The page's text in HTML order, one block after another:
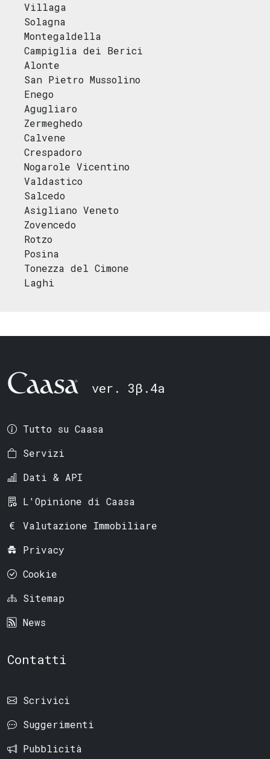
Villaga
Solagna
Montegaldella
Campiglia dei Berici
Alonte
San Pietro Mussolino
Enego
Agugliaro
Zermeghedo
Calvene
Crespadoro
Nogarole Vicentino
Valdastico
Salcedo
Asigliano Veneto
Zovencedo
Rotzo
Posina
Tonezza del Cimone
Laghi
ver. 3β.4a
Tutto su Caasa
Servizi
Dati & API
L'Opinione di Caasa
Valutazione Immobiliare
Privacy
Cookie
Sitemap
News
Contatti
Scrivici
Suggerimenti
Pubblicità